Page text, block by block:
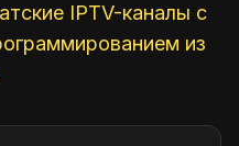
IPTV-каналы с
из